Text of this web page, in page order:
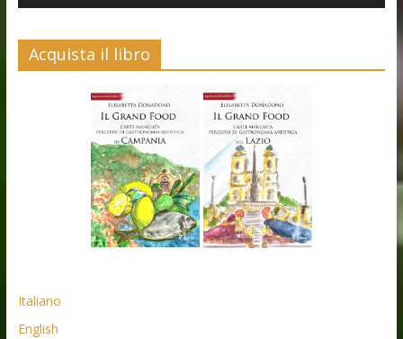
Acquista il libro
Italiano
English